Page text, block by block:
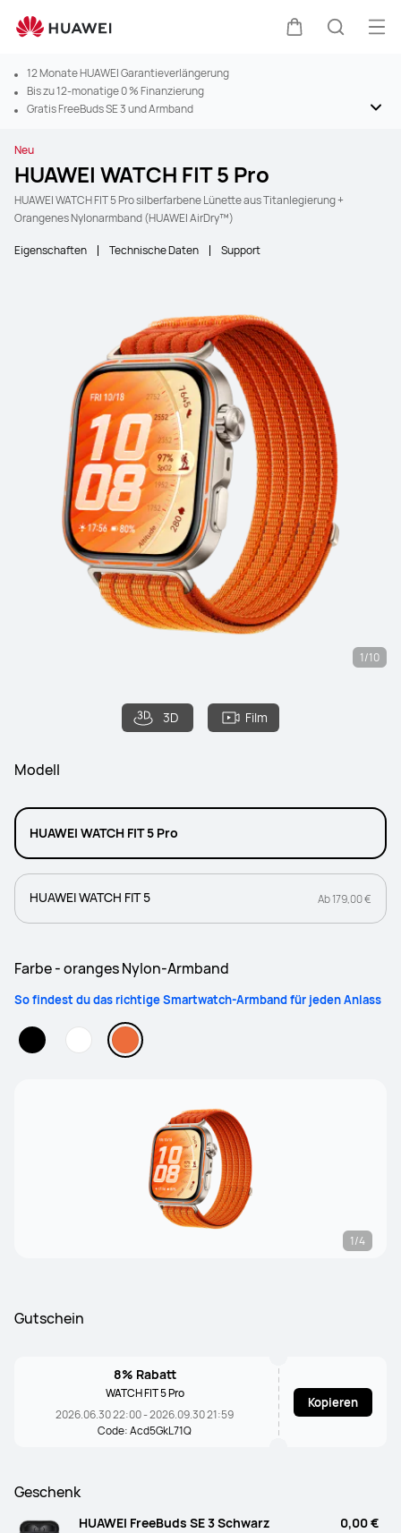
12 Monate HUAWEI Garantieverlängerung
Bis zu 12-monatige 0 % Finanzierung
Gratis FreeBuds SE 3 und Armband
Neu
HUAWEI WATCH FIT 5 Pro
HUAWEI WATCH FIT 5 Pro silberfarbene Lünette aus Titanlegierung +
Orangenes Nylonarmband (HUAWEI AirDry™)
Eigenschaften Technische Daten Support
3D Film
1/10
Modell
HUAWEI WATCH FIT 5 Pro
HUAWEI WATCH FIT 5 Ab 179,00 €
Farbe - oranges Nylon-Armband
So findest du das richtige Smartwatch-Armband für jeden Anlass
1/4
Gutschein
8% Rabatt
WATCH FIT 5 Pro
2026.06.30 22:00 - 2026.09.30 21:59
Code: Acd5GkL71Q
Kopieren
Geschenk
HUAWEI FreeBuds SE 3 Schwarz 0,00 €